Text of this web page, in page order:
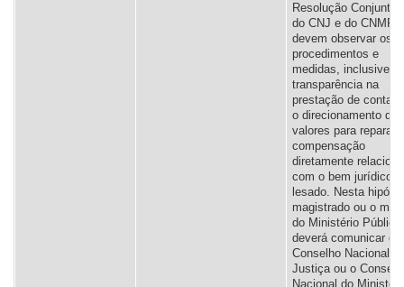
Resolução Conjunta
do CNJ e do CNMP,
devem observar os
procedimentos e
medidas, inclusive
transparência na
prestação de
o direcionamento dos
valores para
compensação
diretamente
com o bem jurídico
lesado. Nesta
magistrado ou o
do Ministério Público
deverá comunicar o
Conselho Nacional
Justiça ou o
Nacional do